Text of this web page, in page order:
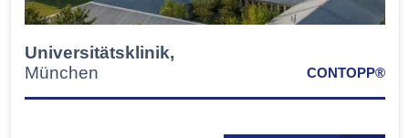
Universitätsklinik,
München
CONTOPP®